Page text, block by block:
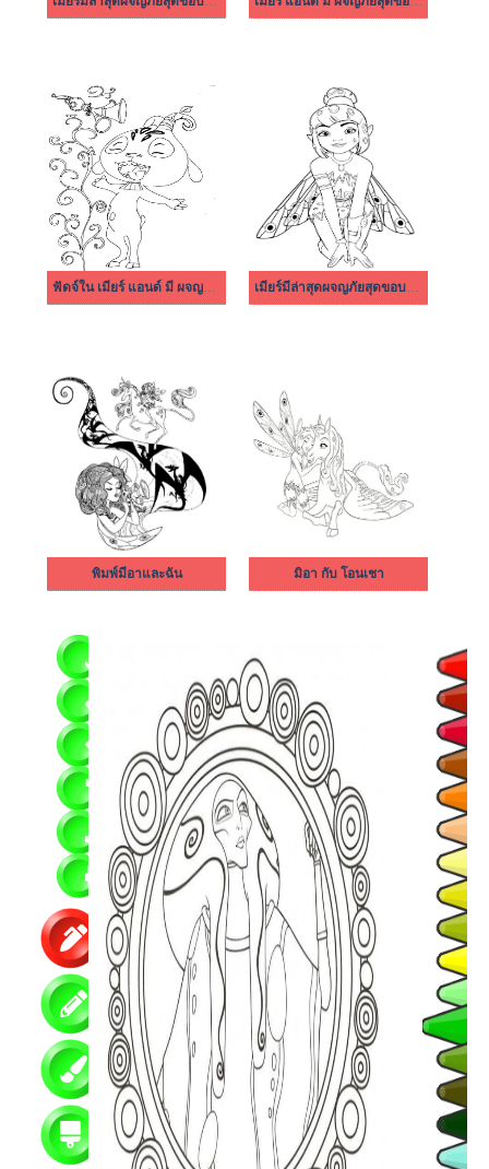
พิมพ์มีอาและฉัน มิอา กับ โอนเชา